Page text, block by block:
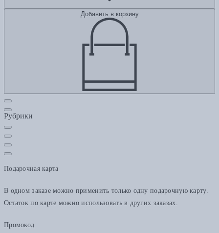
Добавить в корзину
Рубрики
Подарочная карта
В одном заказе можно применить только одну подарочную карту.
Остаток по карте можно использовать в других заказах.
Промокод